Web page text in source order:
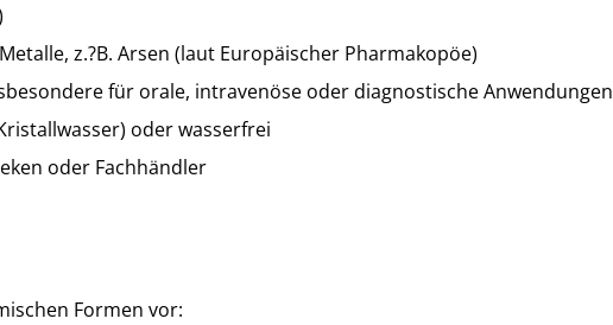
z.?B. Arsen (laut Europäischer Pharmakopöe)
für orale, intravenöse oder diagnostische Anwendungen
oder wasserfrei
oder Fachhändler
Formen vor: